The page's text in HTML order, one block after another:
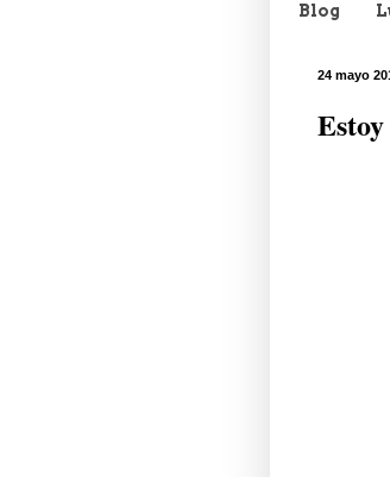
Blog
24 mayo